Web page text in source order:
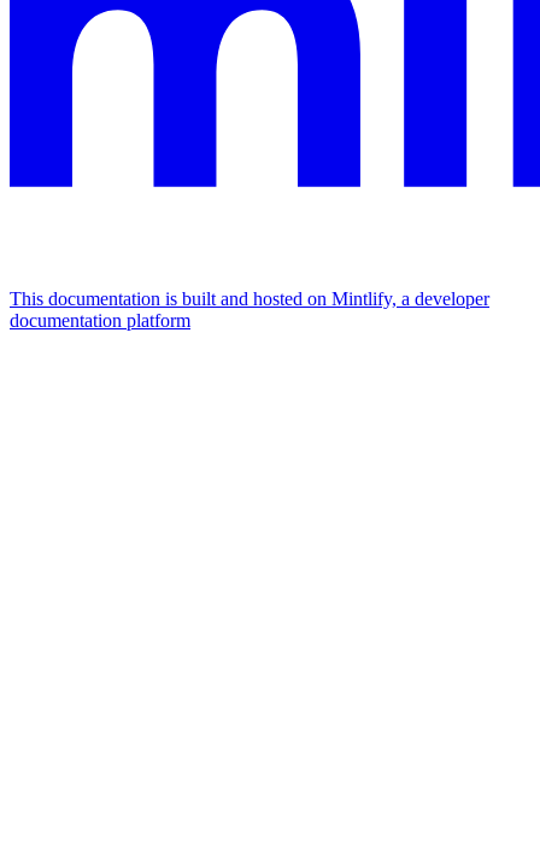
This documentation is built and hosted on Mintlify, a developer
documentation platform